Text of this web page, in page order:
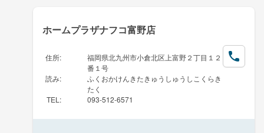
ホームプラザナフコ富野店
住所:
福岡県北九州市小倉北区上富野２丁目１２
番１号
読み:
ふくおかけんきたきゅうしゅうしこくらき
たく
TEL : 093-512-6571